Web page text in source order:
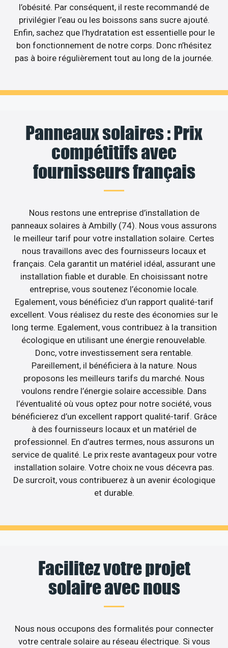
l’obésité. Par conséquent, il reste recommandé de
privilégier l’eau ou les boissons sans sucre ajouté.
Enfin, sachez que l’hydratation est essentielle pour le
bon fonctionnement de notre corps. Donc n’hésitez
pas à boire régulièrement tout au long de la journée.
Panneaux solaires : Prix
compétitifs avec
fournisseurs français
Nous restons une entreprise d’installation de
panneaux solaires à Ambilly (74). Nous vous assurons
le meilleur tarif pour votre installation solaire. Certes
nous travaillons avec des fournisseurs locaux et
français. Cela garantit un matériel idéal, assurant une
installation fiable et durable. En choisissant notre
entreprise, vous soutenez l’économie locale.
Egalement, vous bénéficiez d’un rapport qualité-tarif
excellent. Vous réalisez du reste des économies sur le
long terme. Egalement, vous contribuez à la transition
écologique en utilisant une énergie renouvelable.
Donc, votre investissement sera rentable.
Pareillement, il bénéficiera à la nature. Nous
proposons les meilleurs tarifs du marché. Nous
voulons rendre l’énergie solaire accessible. Dans
l’éventualité où vous optez pour notre société, vous
bénéficierez d’un excellent rapport qualité-tarif. Grâce
à des fournisseurs locaux et un matériel de
professionnel. En d’autres termes, nous assurons un
service de qualité. Le prix reste avantageux pour votre
installation solaire. Votre choix ne vous décevra pas.
De surcroît, vous contribuerez à un avenir écologique
et durable.
Facilitez votre projet
solaire avec nous
Nous nous occupons des formalités pour connecter
votre centrale solaire au réseau électrique. Si vous